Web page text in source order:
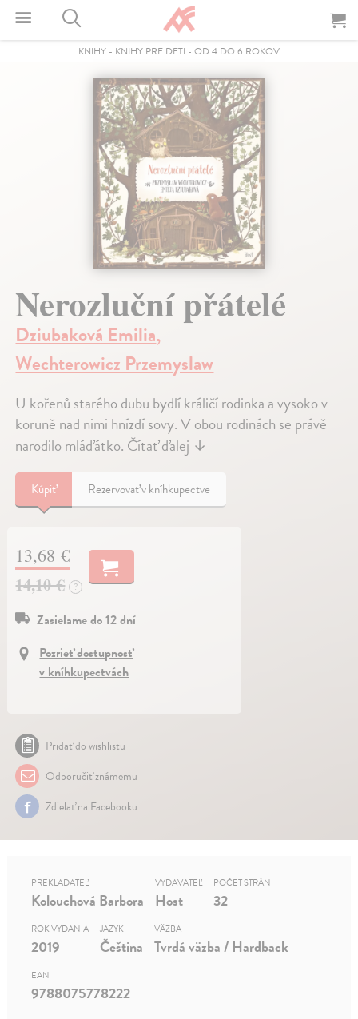
KNIHY - KNIHY PRE DETI - OD 4 DO 6 ROKOV
Nerozluční přátelé
Dziubaková Emilia,
Wechterowicz Przemyslaw
U kořenů starého dubu bydlí králičí rodinka a vysoko v
koruně nad nimi hnízdí sovy. V obou rodinách se právě
narodilo mláďátko. Čítať ďalej ↓
Kúpiť Rezervovať v kníhkupectve
13,68 €
14,10 €
?
Zasielame do 12 dní
Pozrieť dostupnosť
v kníhkupectvách
Pridať do wishlistu
Odporučiť známemu
Zdielať na Facebooku
PREKLADATEĽ
Kolouchová Barbora
VYDAVATEĽ
Host
POČET STRÁN
32
ROK VYDANIA
2019
JAZYK
Čeština
VÄZBA
Tvrdá väzba / Hardback
EAN
9788075778222